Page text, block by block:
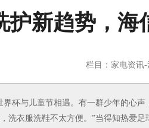
护新趋势，海
栏目：家电资讯
与儿童节相遇。有一群少年的心声
洗衣服洗鞋不太方便。”当得知热爱足